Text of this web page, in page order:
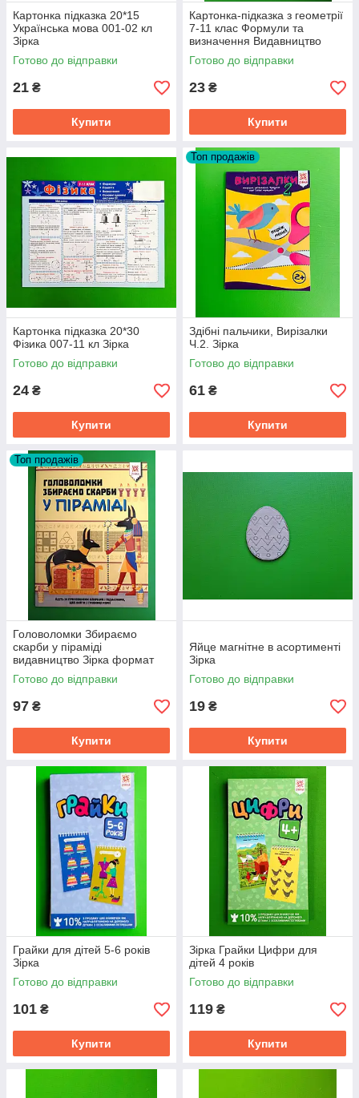
Картонка підказка 20*15
Українська мова 001-02 кл
Зірка
Готово до відправки
21 ₴
Купити
Картонка-підказка з геометрії
7-11 клас Формули та
визначення Видавництво
Зірка
Готово до відправки
23 ₴
Купити
Картонка підказка 20*30
Фізика 007-11 кл Зірка
Готово до відправки
24 ₴
Купити
Топ продажів
Здібні пальчики, Вирізалки
Ч.2. Зірка
Готово до відправки
61 ₴
Купити
Топ продажів
Головоломки Збираємо
скарби у піраміді
видавництво Зірка формат
А4
Готово до відправки
97 ₴
Купити
Яйце магнітне в асортименті
Зірка
Готово до відправки
19 ₴
Купити
Грайки для дітей 5-6 років
Зірка
Готово до відправки
101 ₴
Купити
Зірка Грайки Цифри для
дітей 4 років
Готово до відправки
119 ₴
Купити